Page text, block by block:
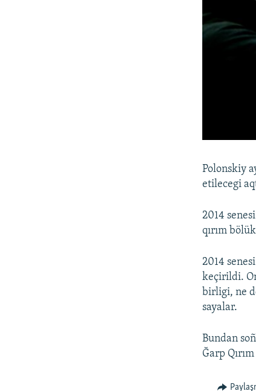
Polonskiy
etilecegi
2014
qırım
2014
keçirildi.
birligi, ne
sayalar.
Bundan
Ğarp